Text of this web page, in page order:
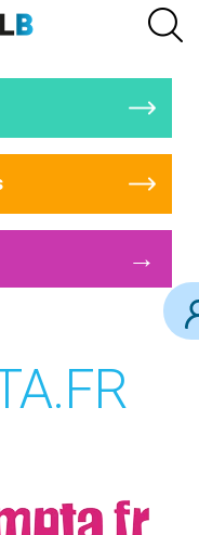
→